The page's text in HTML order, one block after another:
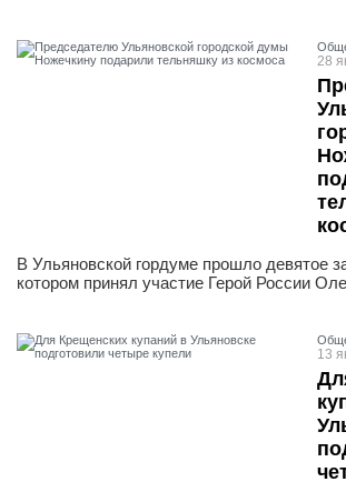
28
В Ульяновской гордуме прошло девятое
котором принял участие Герой России
13